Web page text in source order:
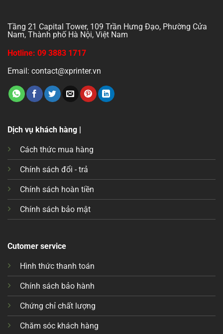
Tầng 21 Capital Tower, 109 Trần Hưng Đạo, Phường Cửa
Nam, Thành phố Hà Nội, Việt Nam
Hotline: 09 3883 1717
Email: contact@xprinter.vn
Dịch vụ khách hàng |
Cách thức mua hàng
Chính sách đổi - trả
Chính sách hoàn tiền
Chính sách bảo mật
Cutomer service
Hình thức thanh toán
Chính sách bảo hành
Chứng chỉ chất lượng
Chăm sóc khách hàng